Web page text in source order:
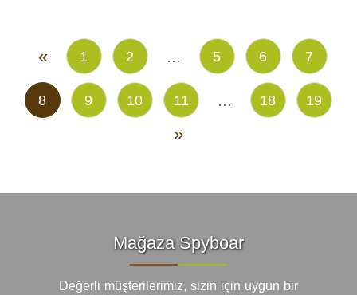
« 1 2 ... 5 6 7
8 9 10 11 ... 18 19
»
Mağaza Spyboar
Değerli müşterilerimiz, sizin için uygun bir